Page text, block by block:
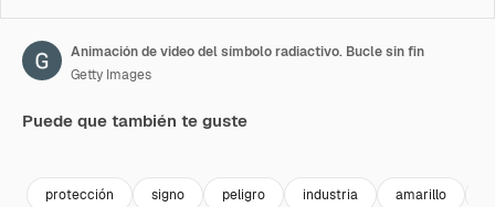
Animación de video del símbolo radiactivo. Bucle sin fin
Getty Images
Puede que también te guste
protección signo peligro industria amarillo